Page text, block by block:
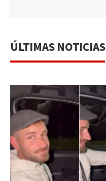
ÚLTIMAS NOTICIAS